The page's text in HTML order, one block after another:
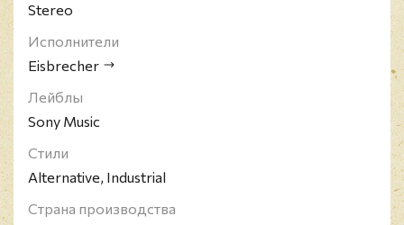
Stereo
Исполнители
Eisbrecher
Лейблы
Sony Music
Стили
Alternative, Industrial
Страна производства